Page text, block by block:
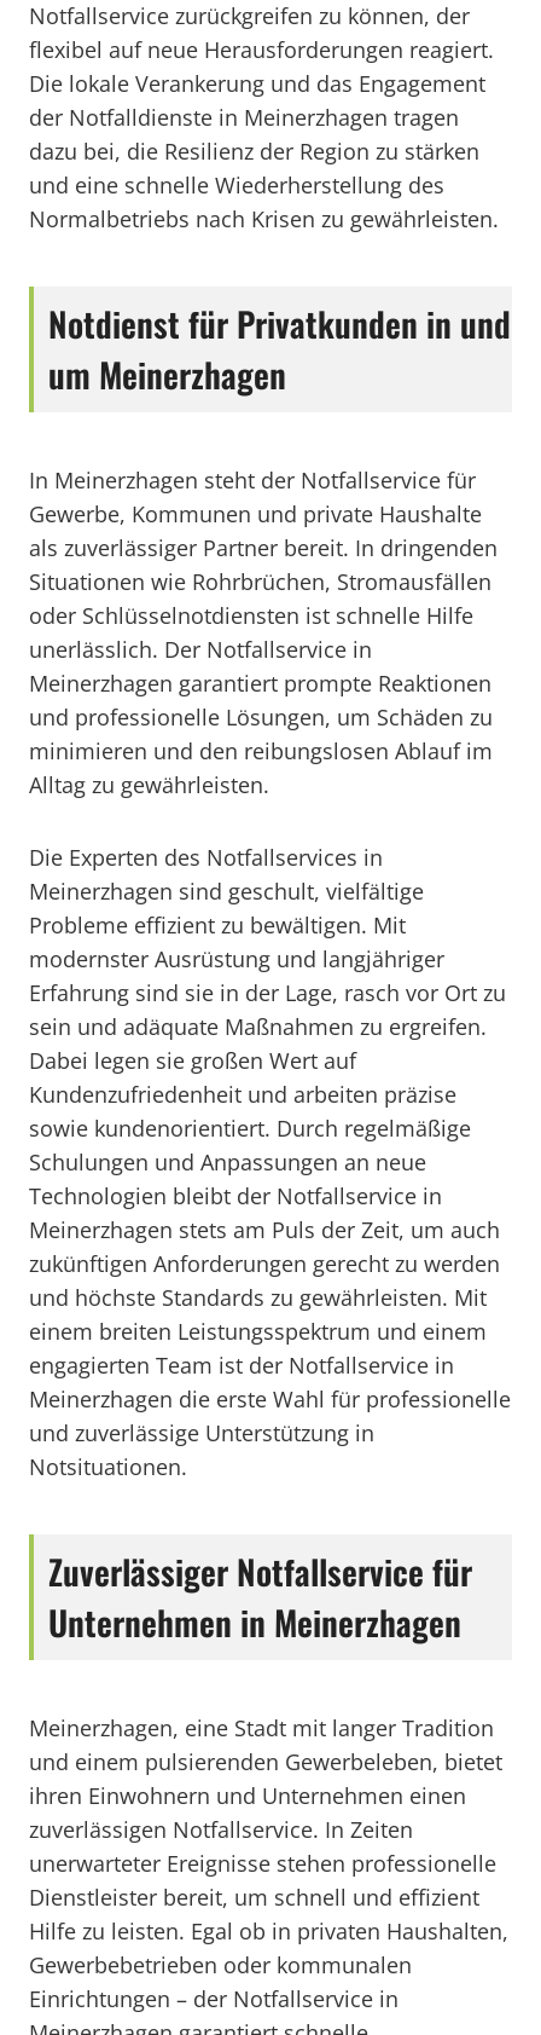
Notfallservice zurückgreifen zu können, der
flexibel auf neue Herausforderungen reagiert.
Die lokale Verankerung und das Engagement
der Notfalldienste in Meinerzhagen tragen
dazu bei, die Resilienz der Region zu stärken
und eine schnelle Wiederherstellung des
Normalbetriebs nach Krisen zu gewährleisten.
Notdienst für Privatkunden in und
um Meinerzhagen
In Meinerzhagen steht der Notfallservice für
Gewerbe, Kommunen und private Haushalte
als zuverlässiger Partner bereit. In dringenden
Situationen wie Rohrbrüchen, Stromausfällen
oder Schlüsselnotdiensten ist schnelle Hilfe
unerlässlich. Der Notfallservice in
Meinerzhagen garantiert prompte Reaktionen
und professionelle Lösungen, um Schäden zu
minimieren und den reibungslosen Ablauf im
Alltag zu gewährleisten.
Die Experten des Notfallservices in
Meinerzhagen sind geschult, vielfältige
Probleme effizient zu bewältigen. Mit
modernster Ausrüstung und langjähriger
Erfahrung sind sie in der Lage, rasch vor Ort zu
sein und adäquate Maßnahmen zu ergreifen.
Dabei legen sie großen Wert auf
Kundenzufriedenheit und arbeiten präzise
sowie kundenorientiert. Durch regelmäßige
Schulungen und Anpassungen an neue
Technologien bleibt der Notfallservice in
Meinerzhagen stets am Puls der Zeit, um auch
zukünftigen Anforderungen gerecht zu werden
und höchste Standards zu gewährleisten. Mit
einem breiten Leistungsspektrum und einem
engagierten Team ist der Notfallservice in
Meinerzhagen die erste Wahl für professionelle
und zuverlässige Unterstützung in
Notsituationen.
Zuverlässiger Notfallservice für
Unternehmen in Meinerzhagen
Meinerzhagen, eine Stadt mit langer Tradition
und einem pulsierenden Gewerbeleben, bietet
ihren Einwohnern und Unternehmen einen
zuverlässigen Notfallservice. In Zeiten
unerwarteter Ereignisse stehen professionelle
Dienstleister bereit, um schnell und effizient
Hilfe zu leisten. Egal ob in privaten Haushalten,
Gewerbebetrieben oder kommunalen
Einrichtungen – der Notfallservice in